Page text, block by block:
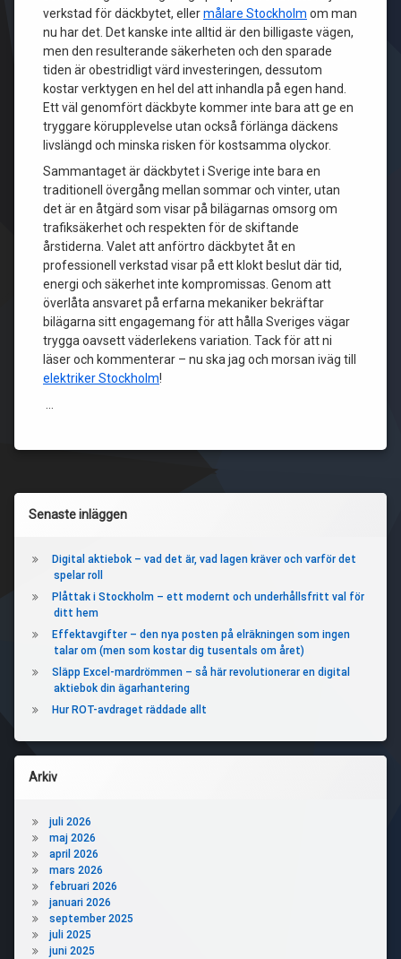
verkstad för däckbytet, ellermålare Stockholm om man
nu har det. Det kanske inte alltid är den billigaste vägen,
men den resulterande säkerheten och den sparade
tiden är obestridligt värd investeringen, dessutom
kostar verktygen en hel del att inhandla på egen hand.
Ett väl genomfört däckbyte kommer inte bara att ge en
tryggare körupplevelse utan också förlänga däckens
livslängd och minska risken för kostsamma olyckor.
Sammantaget är däckbytet i Sverige inte bara en
traditionell övergång mellan sommar och vinter, utan
det är en åtgärd som visar på bilägarnas omsorg om
trafiksäkerhet och respekten för de skiftande
årstiderna. Valet att anförtro däckbytet åt en
professionell verkstad visar på ett klokt beslut där tid,
energi och säkerhet inte kompromissas. Genom att
överlåta ansvaret på erfarna mekaniker bekräftar
bilägarna sitt engagemang för att hålla Sveriges vägar
trygga oavsett väderlekens variation. Tack för att ni
läser och kommenterar – nu ska jag och morsan iväg till
elektriker Stockholm!
Vänster
Senaste inläggen
Digital aktiebok – vad det är, vad lagen kräver och varför det
spelar roll
Plåttak i Stockholm – ett modernt och underhållsfritt val för
ditt hem
Effektavgifter – den nya posten på elräkningen som ingen
talar om (men som kostar dig tusentals om året)
Släpp Excel-mardrömmen – så här revolutionerar en digital
aktiebok din ägarhantering
Hur ROT-avdraget räddade allt
Arkiv
juli 2026
maj 2026
april 2026
mars 2026
februari 2026
januari 2026
september 2025
juli 2025
juni 2025